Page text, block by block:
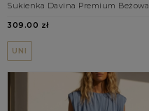
Sukienka Davina Premium Beżowa
309.00 zł
UNI